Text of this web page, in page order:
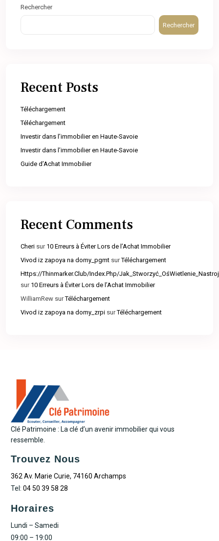
Rechercher
Rechercher
Recent Posts
Téléchargement
Téléchargement
Investir dans l’immobilier en Haute-Savoie
Investir dans l’immobilier en Haute-Savoie
Guide d’Achat Immobilier
Recent Comments
Cheri sur 10 Erreurs à Éviter Lors de l’Achat Immobilier
Vivod iz zapoya na domy_pgmt surTéléchargement
Https://Thinmarker.Club/Index.Php/
sur 10 Erreurs à Éviter Lors de l’Achat Immobilier
WilliamRew surTéléchargement
Vivod iz zapoya na domy_zrpi surTéléchargement
Clé Patrimoine : La clé d’un avenir immobilier qui vous
ressemble.
Trouvez Nous
362 Av. Marie Curie, 74160 Archamps
Tel:04 50 39 58 28
Horaires
Lundi – Samedi
09:00 – 19:00